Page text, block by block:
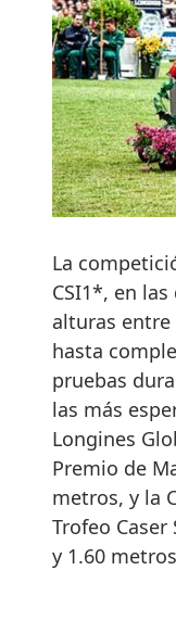
La
CSI1*, en
alturas entre
hasta
pruebas
las más
Longines
Premio de
metros, y la
Trofeo
y 1.60